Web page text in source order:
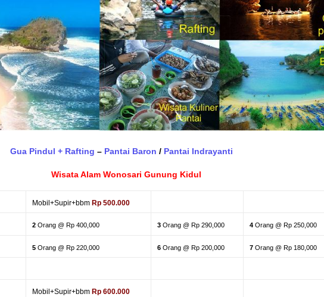
Gua Pindul + Rafting – Pantai Baron / Pantai Indrayanti
Wisata Alam Wonosari Gunung Kidul
Mobil+Supir+bbm Rp 500.000
2 Orang @ Rp 400,000 3 Orang @ Rp 290,000 4 Orang @ Rp 250,000
5 Orang @ Rp 220,000 6 Orang @ Rp 200,000 7 Orang @ Rp 180,000
Mobil+Supir+bbm Rp 600.000